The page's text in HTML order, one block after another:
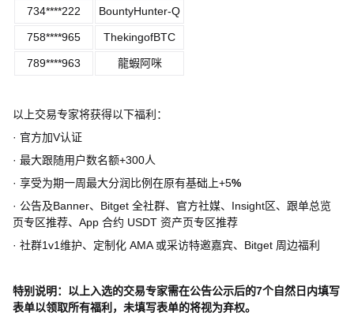
734****222 BountyHunter-Q
758****965 ThekingofBTC
789****963 龍蝦阿咪
以上交易专家将获得以下福利：
· 官方加V认证
· 最大跟随用户数名额+300人
· 享受为期一周最大分润比例在原有基础上+5%
· 公告及Banner、 Bitget 全社群、官方社媒、 Insight区、跟单总览
页专区推荐、 App 合约 USDT 资产页专区推荐
· 社群1v1维护、定制化 AMA 或采访特邀嘉宾、 Bitget 周边福利
特别说明：以上入选的交易专家需在公告公示后的7个自然日内填写
表单以领取所有福利，未填写表单的将视为弃权。